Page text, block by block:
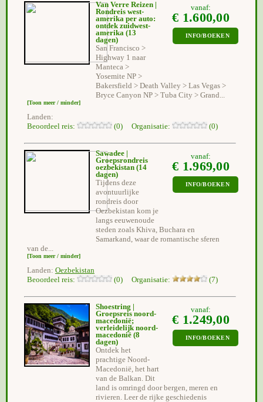
vanaf:
€ 1.600,00
INFO/BOEKEN
Van Verre Reizen |
Rondreis west-
amerika per auto:
ontdek zuidwest-
amerika (13
dagen)
San Francisco >
Highway 1 naar
Manteca >
Yosemite NP >
Bakersfield > Death Valley > Las Vegas >
Bryce Canyon NP > Tuba City > Grand...
[Toon meer / minder]
Landen:
Beoordeel reis:
(0) Organisatie: (0)
vanaf:
€ 1.969,00
INFO/BOEKEN
Sawadee |
Groepsrondreis
oezbekistan (14
dagen)
Tijdens deze
avontuurlijke
rondreis door
Oezbekistan kom je
langs eeuwenoude
steden zoals Khiva, Buchara en
Samarkand, waar de romantische sferen
van de...
[Toon meer / minder]
Landen: Oezbekistan
Beoordeel reis:
(0) Organisatie: (7)
vanaf:
€ 1.249,00
INFO/BOEKEN
Shoestring |
Groepsreis noord-
macedonië;
verleidelijk noord-
macedonië (8
dagen)
Ontdek het
prachtige Noord-
Macedonië, het hart
van de Balkan. Dit
land is omringd door bergen, meren en
rivieren. Leer de rijke geschiedenis